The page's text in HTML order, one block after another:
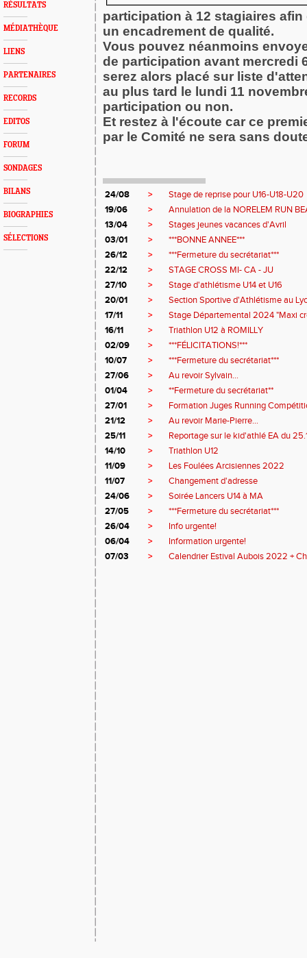
RÉSULTATS
MÉDIATHÈQUE
LIENS
PARTENAIRES
RECORDS
EDITOS
FORUM
SONDAGES
BILANS
BIOGRAPHIES
SÉLECTIONS
participation à 12 stagiaires
un encadrement de qualité.
Vous pouvez néanmoins
de participation avant mercredi
serez alors placé sur liste
au plus tard le lundi 11
participation ou non.
Et restez à l'écoute car ce
par le Comité ne sera sans
24/08 >
Stage de reprise pour U16-U18-U20
19/06
>
Annulation de la NORELEM RUN
13/04
>
Stages jeunes vacances d'Avril
03/01
>
***BONNE ANNEE***
26/12
>
***Fermeture du secrétariat***
22/12
>
STAGE CROSS MI- CA - JU
27/10
>
Stage d'athlétisme U14 et U16
20/01
>
Section Sportive d'Athlétisme au
17/11
>
Stage Départemental 2024 "Maxi
16/11
>
Triathlon U12 à ROMILLY
02/09
>
***FÉLICITATIONS!***
10/07
>
***Fermeture du secrétariat***
27/06
>
Au revoir Sylvain...
01/04
>
**Fermeture du secrétariat**
27/01
>
Formation Juges Running
21/12
>
Au revoir Marie-Pierre...
25/11
>
Reportage sur le kid'athlé EA du
14/10
>
Triathlon U12
11/09
>
Les Foulées Arcisiennes 2022
11/07
>
Changement d'adresse
24/06
>
Soirée Lancers U14 à MA
27/05
>
***Fermeture du secrétariat***
26/04
>
Info urgente!
06/04
>
Information urgente!
07/03
> Calendrier Estival Aubois 2022 +